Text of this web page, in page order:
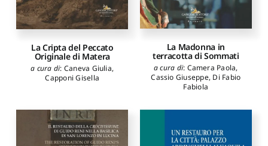
La Cripta del Peccato
Originale di Matera
a cura di: Caneva Giulia,
Capponi Gisella
La Madonna in
terracotta di Sommati
a cura di: Camera Paola,
Cassio Giuseppe, Di Fabio
Fabiola